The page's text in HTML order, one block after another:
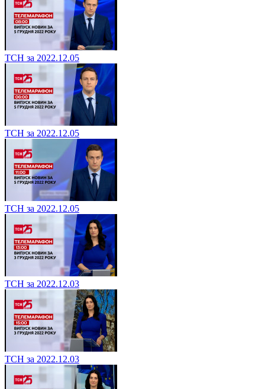
ТСН за 2022.12.05
ТСН за 2022.12.05
ТСН за 2022.12.05
ТСН за 2022.12.03
ТСН за 2022.12.03